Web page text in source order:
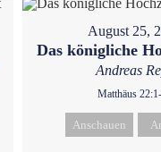
August 25,
Das königliche
Andreas
Matthäus
Anschauen